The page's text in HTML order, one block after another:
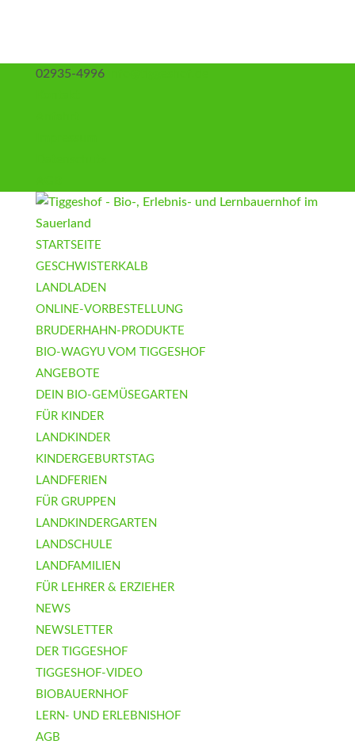
02935-4996
STARTSEITE
GESCHWISTERKALB
LANDLADEN
ONLINE-VORBESTELLUNG
BRUDERHAHN-PRODUKTE
BIO-WAGYU VOM TIGGESHOF
ANGEBOTE
DEIN BIO-GEMÜSEGARTEN
FÜR KINDER
LANDKINDER
KINDERGEBURTSTAG
LANDFERIEN
FÜR GRUPPEN
LANDKINDERGARTEN
LANDSCHULE
LANDFAMILIEN
FÜR LEHRER & ERZIEHER
NEWS
NEWSLETTER
DER TIGGESHOF
TIGGESHOF-VIDEO
BIOBAUERNHOF
LERN- UND ERLEBNISHOF
AGB